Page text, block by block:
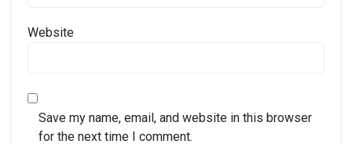
Website
Save my name, email, and website in this browser
for the next time I comment.